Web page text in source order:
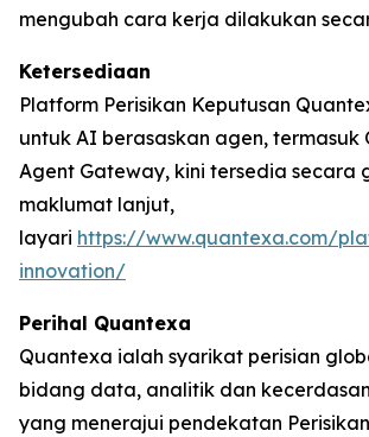
mengubah cara kerja dilakukan
Ketersediaan
Platform Perisikan Keputusan
untuk AI berasaskan agen, termasuk
Agent Gateway, kini tersedia secara
maklumat lanjut,
layari https://www.quantexa.com/
innovation/
Perihal Quantexa
Quantexa ialah syarikat perisian
bidang data, analitik dan
yang menerajui pendekatan